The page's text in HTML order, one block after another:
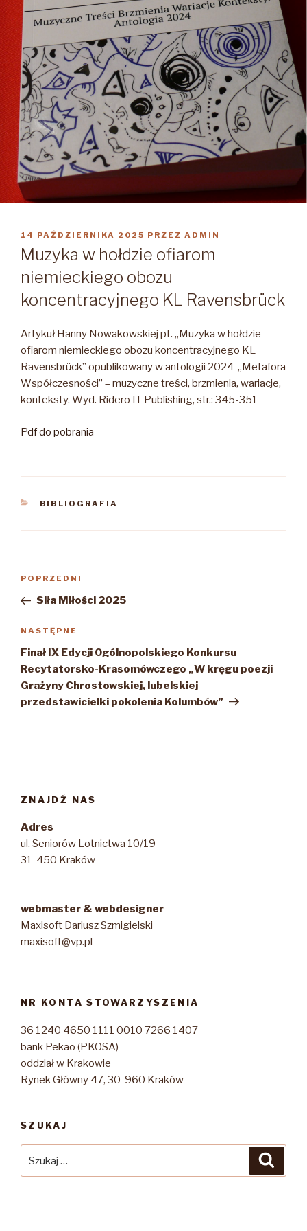
OPUBLIKOWANE
W
14 PAŹDZIERNIKA 2025 PRZEZ ADMIN
Muzyka w hołdzie ofiarom
niemieckiego obozu
koncentracyjnego KL Ravensbrück
Artykuł Hanny Nowakowskiej pt. „Muzyka w hołdzie
ofiarom niemieckiego obozu koncentracyjnego KL
Ravensbrück” opublikowany w antologii 2024 „Metafora
Współczesności” – muzyczne treści, brzmienia, wariacje,
konteksty. Wyd. Ridero IT Publishing, str.: 345-351
Pdf do pobrania
KATEGORIE
BIBLIOGRAFIA
Poprzedni
wpis
POPRZEDNI
Siła Miłości 2025
Następny
wpis
NASTĘPNE
Finał IX Edycji Ogólnopolskiego Konkursu
Recytatorsko-Krasomówczego „W kręgu poezji
Grażyny Chrostowskiej, lubelskiej
przedstawicielki pokolenia Kolumbów”
ZNAJDŹ NAS
Adres
ul. Seniorów Lotnictwa 10/19
31-450 Kraków
webmaster & webdesigner
Maxisoft Dariusz Szmigielski
maxisoft@vp.pl
NR KONTA STOWARZYSZENIA
36 1240 4650 1111 0010 7266 1407
bank Pekao (PKOSA)
oddział w Krakowie
Rynek Główny 47, 30-960 Kraków
SZUKAJ